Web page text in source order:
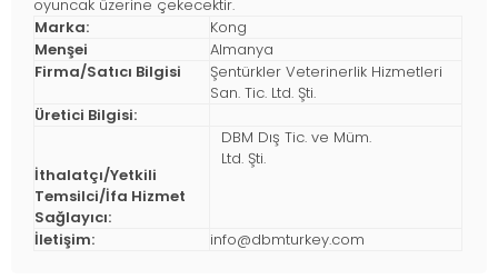
oyuncak üzerine çekecektir.
Marka:
Kong
Menşei
Almanya
Firma/Satıcı Bilgisi
Şentürkler Veterinerlik Hizmetleri
San. Tic. Ltd. Şti.
Üretici Bilgisi:
İthalatçı/Yetkili
Temsilci/İfa Hizmet
Sağlayıcı:
DBM Dış Tic. ve Müm.
Ltd. Şti.
İletişim: info@dbmturkey.com